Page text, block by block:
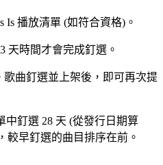
Is 播放清單 (如符合資格)。
天時間才會完成釘選。
曲釘選並上架後，即可再次提
中釘選 28 天 (從發行日期算
較早釘選的曲目排序在前。